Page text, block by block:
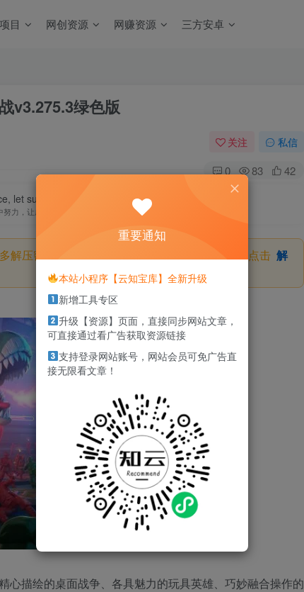
目 网创资源 网赚资源 三方安卓
v3.275.3绿色版
关注 私信
0 83 42
let success make the noise.
力，让成功自己发声
解压密码，如果你下载的资源需要解压密码，请点击 解
心描绘的桌面战争、各具魅力的玩具英雄、巧妙融合操作的
重要通知
本站小程序【云知宝库】全新升级
新增工具专区
升级【资源】页面，直接同步网站文章，
可直接通过看广告获取资源链接
支持登录网站账号，网站会员可免广告直
接无限看文章！